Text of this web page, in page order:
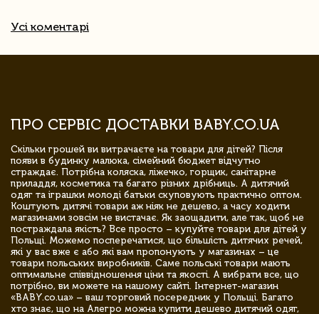
Усі коментарі
ПРО СЕРВІС ДОСТАВКИ BABY.CO.UA
Скільки грошей ви витрачаєте на товари для дітей? Після
появи в будинку малюка, сімейний бюджет відчутно
страждає. Потрібна коляска, ліжечко, горщик, санітарне
приладдя, косметика та багато різних дрібниць. А дитячий
одяг та іграшки молоді батьки скуповують практично оптом.
Коштують дитячі товари аж ніяк не дешево, а часу ходити
магазинами зовсім не вистачає. Як заощадити, але так, щоб не
постраждала якість? Все просто – купуйте товари для дітей у
Польщі. Можемо посперечатися, що більшість дитячих речей,
які у вас вже є або які вам пропонують у магазинах – це
товари польських виробників. Саме польські товари мають
оптимальне співвідношення ціни та якості. А вибрати все, що
потрібно, ви можете на нашому сайті. Інтернет-магазин
«BABY.co.ua» – ваш торговий посередник у Польщі. Багато
хто знає, що на Алегро можна купити дешево дитячий одяг,